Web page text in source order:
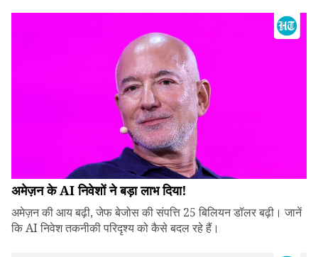
अमेज़न के AI निवेशों ने बड़ा लाभ दिया!
अमेज़न की आय बढ़ी, जेफ बेजोस की संपत्ति 25 बिलियन डॉलर बढ़ी। जानें
कि AI निवेश तकनीकी परिदृश्य को कैसे बदल रहे हैं।